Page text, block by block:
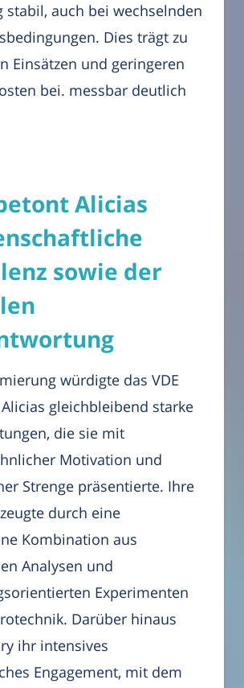
stabil, auch bei wechselnden
Dies trägt zu
Einsätzen und geringeren
bei. messbar deutlich
Alicias
sowie der
würdigte das VDE
gleichbleibend starke
die sie mit
Motivation und
Strenge präsentierte. Ihre
durch eine
Kombination aus
Analysen und
Experimenten
Darüber hinaus
ihr intensives
Engagement, mit dem